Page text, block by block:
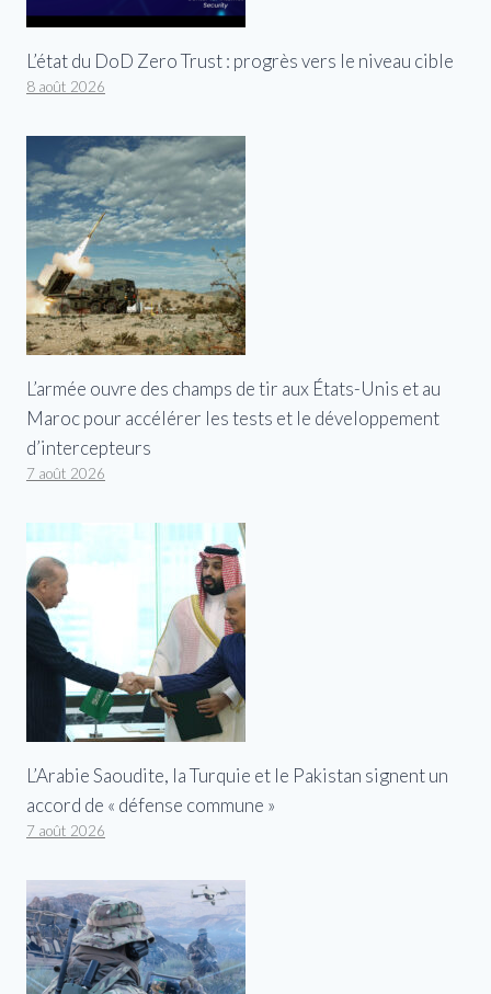
L’état du DoD Zero Trust : progrès vers le niveau cible
8 août 2026
L’armée ouvre des champs de tir aux États-Unis et au
Maroc pour accélérer les tests et le développement
d’intercepteurs
7 août 2026
L’Arabie Saoudite, la Turquie et le Pakistan signent un
accord de « défense commune »
7 août 2026